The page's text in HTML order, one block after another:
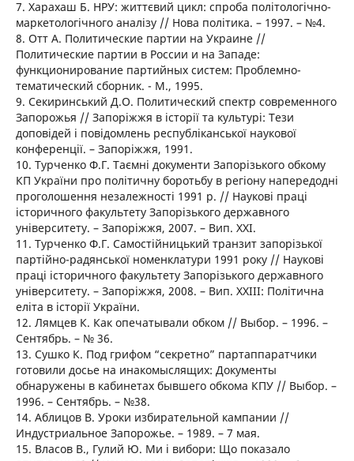
7. Харахаш Б. НРУ: життєвий цикл: спроба політологічно-
маркетологічного аналізу // Нова політика. – 1997. – №4.
8. Отт А. Политические партии на Украине //
Политические партии в России и на Западе:
функционирование партийных систем: Проблемно-
тематический сборник. - М., 1995.
9. Секиринський Д.О. Политический спектр современного
Запорожья // Запоріжжя в історії та культурі: Тези
доповідей і повідомлень республіканської наукової
конференції. – Запоріжжя, 1991.
10. Турченко Ф.Г. Таємні документи Запорізького обкому
КП України про політичну боротьбу в регіону напередодні
проголошення незалежності 1991 р. // Наукові праці
історичного факультету Запорізького державного
університету. – Запоріжжя, 2007. – Вип. XXI.
11. Турченко Ф.Г. Самостійницький транзит запорізької
партійно-радянської номенклатури 1991 року // Наукові
праці історичного факультету Запорізького державного
університету. – Запоріжжя, 2008. – Вип. XXIII: Політична
еліта в історії України.
12. Лямцев К. Как опечатывали обком // Выбор. – 1996. –
Сентябрь. – № 36.
13. Сушко К. Под грифом “секретно” партаппаратчики
готовили досье на инакомыслящих: Документы
обнаружены в кабинетах бывшего обкома КПУ // Выбор. –
1996. – Сентябрь. – №38.
14. Аблицов В. Уроки избирательной кампании //
Индустриальное Запорожье. – 1989. – 7 мая.
15. Власов В., Гулий Ю. Ми і вибори: Що показало